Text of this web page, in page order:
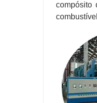
compósito